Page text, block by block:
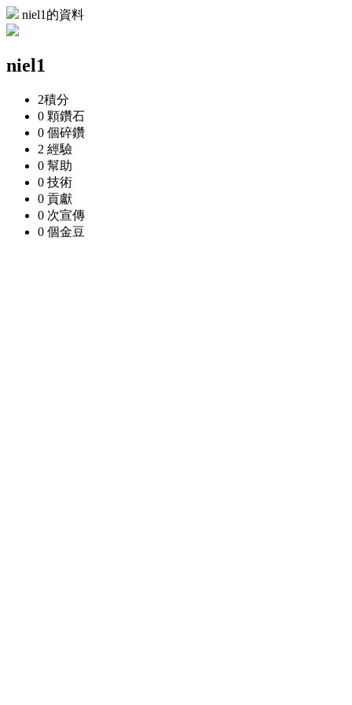
niel1的資料
niel1
2積分
0 顆鑽石
0 個碎鑽
2 經驗
0 幫助
0 技術
0 貢獻
0 次宣傳
0 個金豆